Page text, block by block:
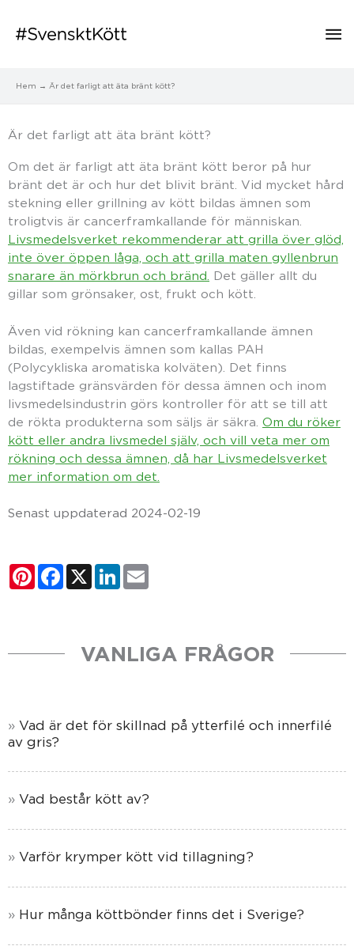
Hem Är det farligt att äta bränt kött?
Är det farligt att äta bränt kött?
Om det är farligt att äta bränt kött beror på hur
bränt det är och hur det blivit bränt. Vid mycket hård
stekning eller grillning av kött bildas ämnen som
troligtvis är cancerframkallande för människan.
Livsmedelsverket rekommenderar att grilla över glöd,
inte över öppen låga, och att grilla maten gyllenbrun
snarare än mörkbrun och bränd. Det gäller allt du
gillar som grönsaker, ost, frukt och kött.
Även vid rökning kan cancerframkallande ämnen
bildas, exempelvis ämnen som kallas PAH
(Polycykliska aromatiska kolväten). Det finns
lagstiftade gränsvärden för dessa ämnen och inom
livsmedelsindustrin görs kontroller för att se till att
de rökta produkterna som säljs är säkra. Om du röker
kött eller andra livsmedel själv, och vill veta mer om
rökning och dessa ämnen, då har Livsmedelsverket
mer information om det.
Senast uppdaterad 2024-02-19
PinterestFacebook
X LinkedIn
VANLIGA FRÅGOR
Vad är det för skillnad på ytterfilé och innerfilé
av gris?
Vad består kött av?
Varför krymper kött vid tillagning?
Hur många köttbönder finns det i Sverige?